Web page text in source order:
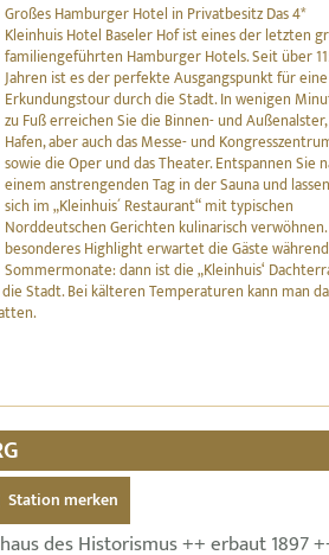
Großes Hamburger Hotel in Privatbesitz Das 4*
Kleinhuis Hotel Baseler Hof ist eines der letzten
familiengeführten Hamburger Hotels. Seit über
Jahren ist es der perfekte Ausgangspunkt für eine
Erkundungstour durch die Stadt. In wenigen
zu Fuß erreichen Sie die Binnen- und
Hafen, aber auch das Messe- und
sowie die Oper und das Theater. Entspannen Sie
einem anstrengenden Tag in der Sauna und
sich im „Kleinhuis´ Restaurant“ mit typischen
Norddeutschen Gerichten kulinarisch verwöhnen.
besonderes Highlight erwartet die Gäste
Sommermonate: dann ist die „Kleinhuis‘
Stadt. Bei kälteren Temperaturen kann man
Station merken
des Historismus ++ erbaut 1897